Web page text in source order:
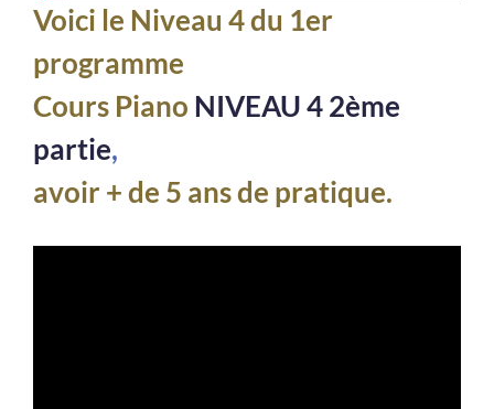
Voici le Niveau 4 du 1er
programme
Cours Piano NIVEAU 4 2ème
partie,
avoir + de 5 ans de pratique.